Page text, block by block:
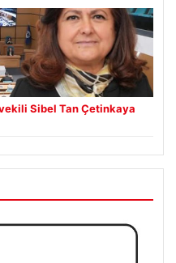
Sibel Tan Çetinkaya